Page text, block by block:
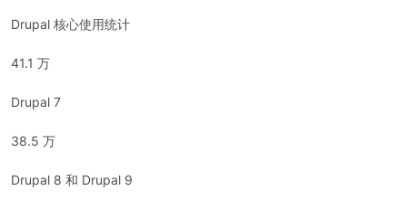
Drupal 核心使用统计
41.1 万
Drupal 7
38.5 万
Drupal 8 和 Drupal 9